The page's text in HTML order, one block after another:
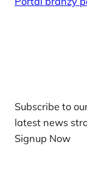
Subscribe to
latest news
Signup Now